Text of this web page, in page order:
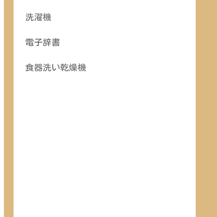
洗濯機
電子辞書
食器洗い乾燥機